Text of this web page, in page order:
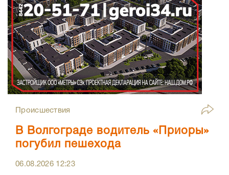
Происшествия
В Волгограде водитель «Приоры»
погубил пешехода
06.08.2026 12:23